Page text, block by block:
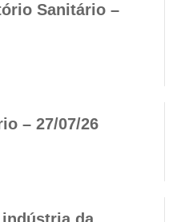
Sanitário –
– 27/07/26